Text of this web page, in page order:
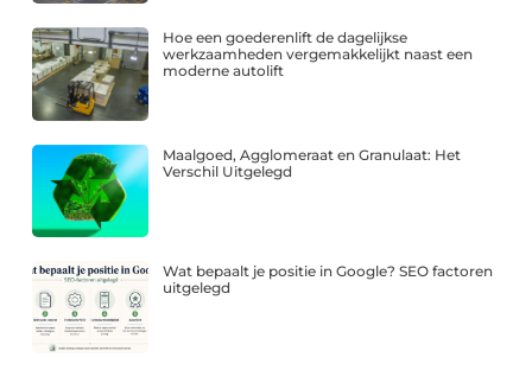
Hoe een goederenlift de dagelijkse
werkzaamheden vergemakkelijkt naast een
moderne autolift
Maalgoed, Agglomeraat en Granulaat: Het
Verschil Uitgelegd
Wat bepaalt je positie in Google? SEO factoren
uitgelegd